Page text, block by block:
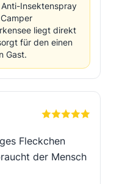
Insektenspray
liegt direkt
für den einen
Gast.
Fleckchen
der Mensch